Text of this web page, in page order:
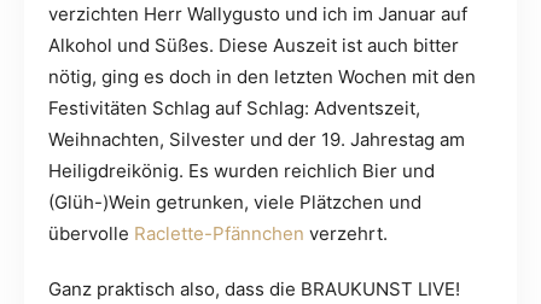
verzichten Herr Wallygusto und ich im Januar auf
Alkohol und Süßes. Diese Auszeit ist auch bitter
nötig, ging es doch in den letzten Wochen mit den
Festivitäten Schlag auf Schlag: Adventszeit,
Weihnachten, Silvester und der 19. Jahrestag am
Heiligdreikönig. Es wurden reichlich Bier und
(Glüh-)Wein getrunken, viele Plätzchen und
übervolle Raclette-Pfännchen verzehrt.
Ganz praktisch also, dass die BRAUKUNST LIVE!